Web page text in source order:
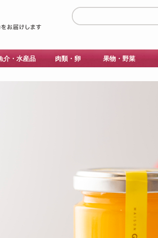
介・水産品 肉類・卵 果物・野菜